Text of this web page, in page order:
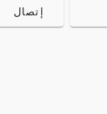
إتصال